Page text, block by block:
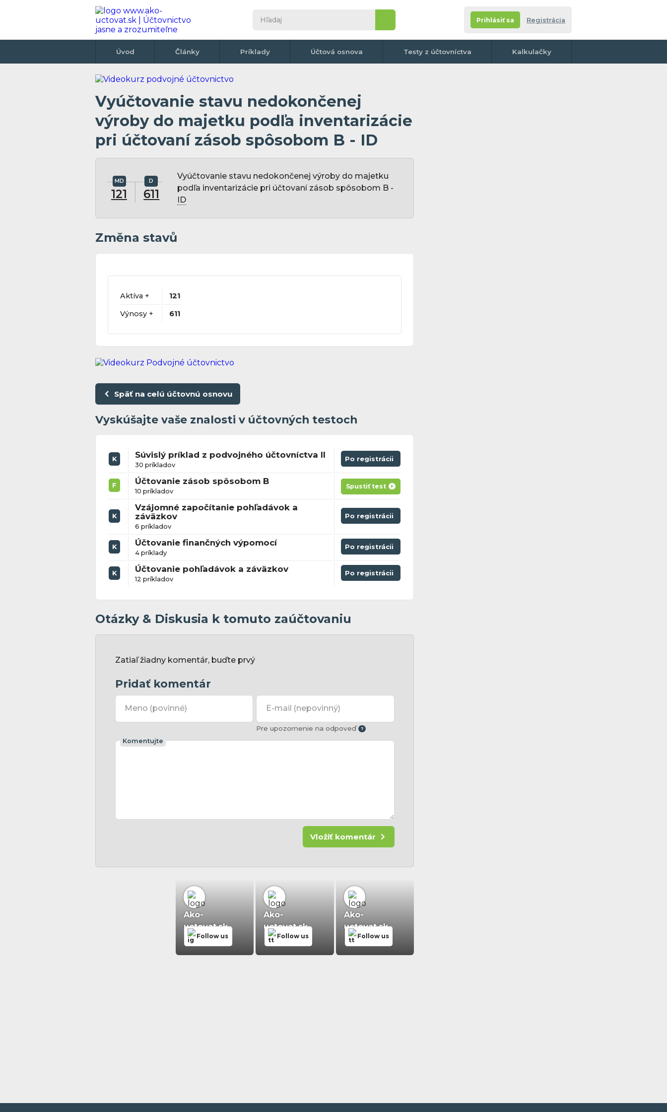
Prihlásiť sa Registrácia
Úvod Články Príklady Účtová osnova Testy z účtovníctva Kalkulačky
Vyúčtovanie stavu nedokončenej
výroby do majetku podľa inventarizácie
pri účtovaní zásob spôsobom B - ID
121 611
Vyúčtovanie stavu nedokončenej výroby do majetku
podľa inventarizácie pri účtovaní zásob spôsobom B -
ID
Změna stavů
Aktíva +
121
Výnosy +
611
Späť na celú účtovnú osnovu
Vyskúšajte vaše znalosti v účtovných testoch
K Súvislý príklad z podvojného účtovníctva II
30 príkladov
Po registrácii
F Účtovanie zásob spôsobom B
10 príkladov
Spustiť test
K
Vzájomné započítanie pohľadávok a
záväzkov
6 príkladov
Po registrácii
K Účtovanie finančných výpomocí
4 príklady
Po registrácii
K Účtovanie pohľadávok a záväzkov
12 príkladov
Po registrácii
Otázky & Diskusia k tomuto zaúčtovaniu
Zatiaľ žiadny komentár, buďte prvý
Pridať komentár
Meno (povinné) E-mail (nepovinný)
Pre upozornenie na odpoveď
Komentujte
Vložiť komentár
Ako-
uctovat.sk
Follow us
Ako-
uctovat.sk
Follow us
Ako-
uctovat.sk
Follow us